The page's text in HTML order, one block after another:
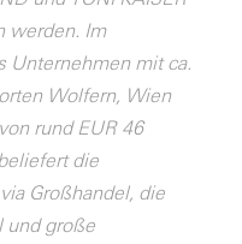
werden. Im
Unternehmen mit ca.
Wolfern, Wien
rund EUR 46
die
Großhandel, die
und große